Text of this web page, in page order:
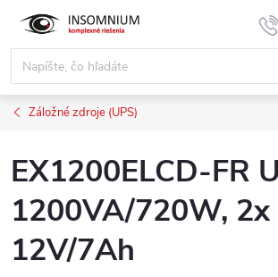
obsah
Záložné zdroje (UPS)
EX1200ELCD-FR
1200VA/720W, 2x
12V/7Ah
www.insomnium.sk - Chat